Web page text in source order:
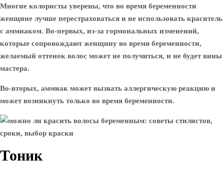
Многие колористы уверены, что во время беременности
женщине лучше перестраховаться и не использовать краситель
с аммиаком. Во-первых, из-за гормональных изменений,
которые сопровождают женщину во время беременности,
желаемый оттенок волос может не получиться, и не будет вины
мастера.
Во-вторых, аммиак может вызвать аллергическую реакцию и
может возникнуть только во время беременности.
Тоник